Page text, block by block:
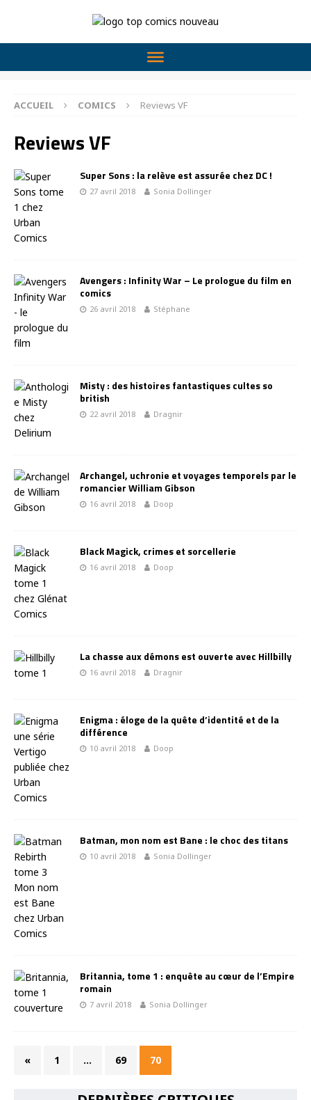
ACCUEIL COMICS Reviews VF
Reviews VF
Super Sons : la relève est assurée chez DC !
27 avril 2018 Sonia Dollinger
Avengers : Infinity War – Le prologue du film en
comics
26 avril 2018 Stéphane
Misty : des histoires fantastiques cultes so
british
22 avril 2018 Dragnir
Archangel, uchronie et voyages temporels par le
romancier William Gibson
16 avril 2018 Doop
Black Magick, crimes et sorcellerie
16 avril 2018 Doop
La chasse aux démons est ouverte avec Hillbilly
16 avril 2018 Dragnir
Enigma : éloge de la quête d’identité et de la
différence
10 avril 2018 Doop
Batman, mon nom est Bane : le choc des titans
10 avril 2018 Sonia Dollinger
Britannia, tome 1 : enquête au cœur de l’Empire
romain
7 avril 2018 Sonia Dollinger
« 1 … 69 70